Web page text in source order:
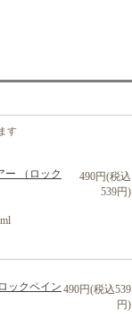
す
ー （ロック
490円(税込
539円)
ックペイン 490円(税込539
円)